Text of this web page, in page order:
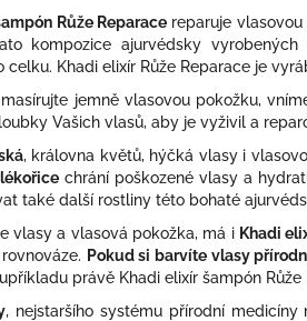
Růže Reparace reparuje
kompozice ajurvédsky
celku. Khadi elixír Růže Reparace je
jemně vlasovou pokožku,
Vašich vlasů, aby je vyživil a
, královna květů, hýčká vlasy i
chrání poškozené vlasy a
také další rostliny této bohaté
vlasy a vlasová pokožka, má i Khadi
Pokud si barvíte vlasy
právě Khadi elixír šampón Růže
, nejstaršího systému přírodní medicíny